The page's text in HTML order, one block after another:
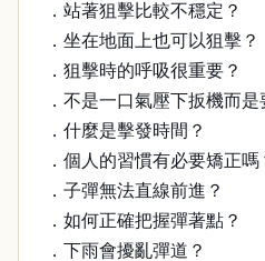
．站著狙擊比較不穩定？
．坐在地面上也可以狙擊？
．狙擊時的呼吸很重要？
．不是一口氣壓下扳機而是
．什麼是擊發時間？
．個人的習慣有必要矯正嗎
．子彈無法直線前進？
．如何正確把握彈著點？
．下雨會擾亂彈道？